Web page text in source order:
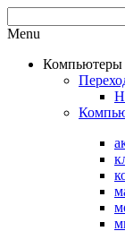
Menu
Компьютеры